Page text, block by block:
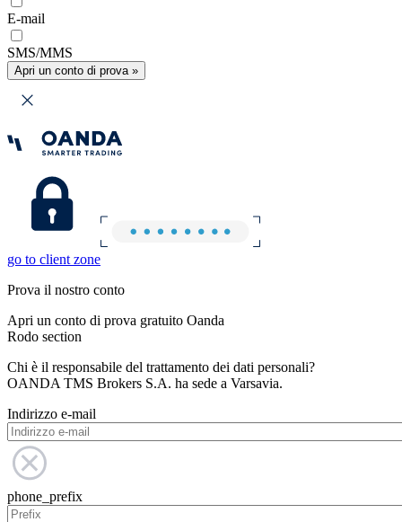
E-mail
SMS/MMS
Apri un conto di prova »
go to client zone
Prova il nostro conto
Apri un conto di prova gratuito Oanda
Rodo section
Chi è il responsabile del trattamento dei dati personali?
OANDA TMS Brokers S.A. ha sede a Varsavia.
Indirizzo e-mail
phone_prefix